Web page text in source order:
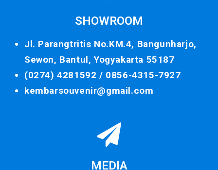
SHOWROOM
Jl. Parangtritis No.KM.4, Bangunharjo,
Sewon, Bantul, Yogyakarta 55187
(0274) 4281592 / 0856-4315-7927
kembarsouvenir@gmail.com
MEDIA